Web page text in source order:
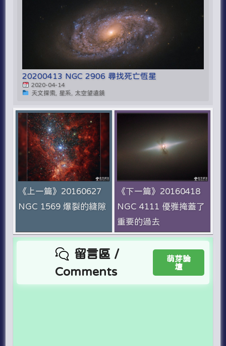
20200413 NGC 2906 尋找死亡恆星
2020-04-14
天文探索, 星系, 太空望遠鏡
《上一篇》20160627
NGC 1569 爆裂的縫隙
《下一篇》20160418
NGC 4111 優雅掩蓋了
重要的過去
留言區 /
Comments
萌芽論
壇